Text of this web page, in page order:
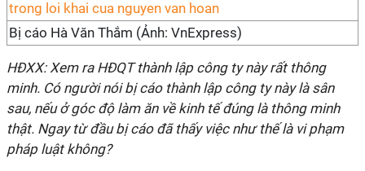
Bị cáo Hà Văn Thắm (Ảnh: VnExpress)
HĐXX: Xem ra HĐQT thành lập công ty này rất thông
minh. Có người nói bị cáo thành lập công ty này là sân
sau, nếu ở góc độ làm ăn về kinh tế đúng là thông minh
thật. Ngay từ đầu bị cáo đã thấy việc như thế là vi phạm
pháp luật không?